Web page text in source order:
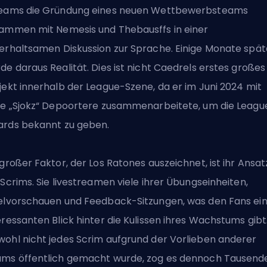
die Gründung eines neuen Wettbewerbsteams
mit Nemesis und Thebausffs in einer
Diskussion zur Sprache. Einige Monate
daraus Realität. Dies ist nicht Caedrels erstes großes
innerhalb der League-Szene, da er im Juni 2024 mit
„Sjokz“ Depoortere zusammenarbeitete, um die
bekannt zu geben.
Faktor, der Los Ratones auszeichnet, ist ihr
Sie livestreamen viele ihrer Übungseinheiten,
und Feedback-Sitzungen, was den Fans
Blick hinter die Kulissen ihres Wachstums gibt.
nicht jedes Scrim aufgrund der Vorlieben anderer
öffentlich gemacht wurde, zog es dennoch